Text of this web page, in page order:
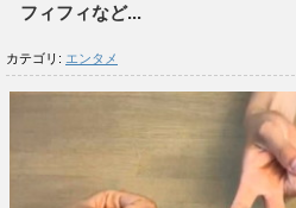
フィフィなど...
カテゴリ: エンタメ